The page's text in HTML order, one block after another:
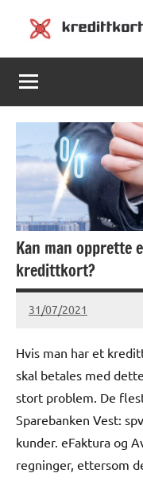
content
Kan man opprette
kredittkort?
31/07/2021
Ragna
Hvis man har et
skal betales med
stort problem. De
Sparebanken Vest:
kunder. eFaktura og
regninger, ettersom